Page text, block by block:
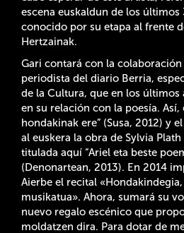
escena euskaldun de los últimos
conocido por su etapa al frente
Hertzainak.
Gari contará con la colaboración
periodista del diario Berria,
de la Cultura, que en los
en su relación con la poesía. Así,
hondakinak ere” (Susa, 2012) y
al euskera la obra de Sylvia Plath
titulada aquí “Ariel eta beste
(Denonartean, 2013). En 2014
Aierbe el recital
musikatua». Ahora, sumará su
nuevo regalo escénico que
moldatzen dira. Para dotar de